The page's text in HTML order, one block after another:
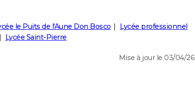
le Puits de l'Aune Don Bosco
Lycée professionnel
Lycée Saint-Pierre
Mise à jour le 03/04/26